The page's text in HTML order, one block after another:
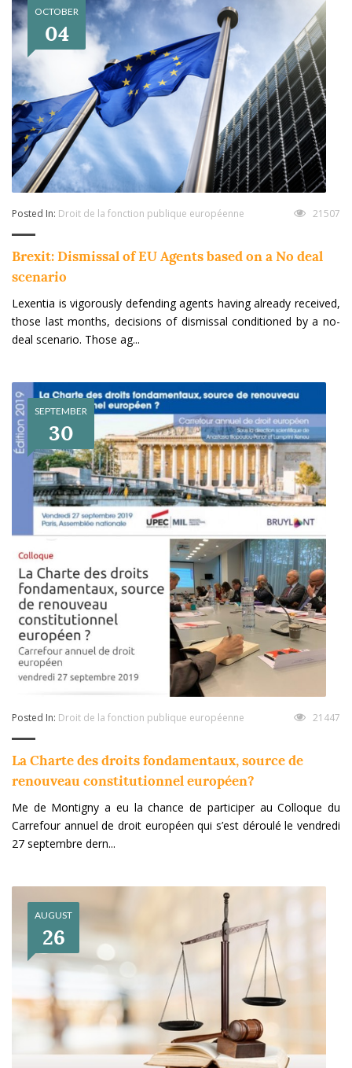
OCTOBER
04
Posted In: Droit de la fonction publique européenne 21507
Brexit: Dismissal of EU Agents based on a No deal
scenario
Lexentia is vigorously defending agents having already received,
those last months, decisions of dismissal conditioned by a no-
deal scenario. Those ag...
SEPTEMBER
30
Posted In: Droit de la fonction publique européenne 21447
La Charte des droits fondamentaux, source de
renouveau constitutionnel européen?
Me de Montigny a eu la chance de participer au Colloque du
Carrefour annuel de droit européen qui s’est déroulé le vendredi
27 septembre dern...
AUGUST
26